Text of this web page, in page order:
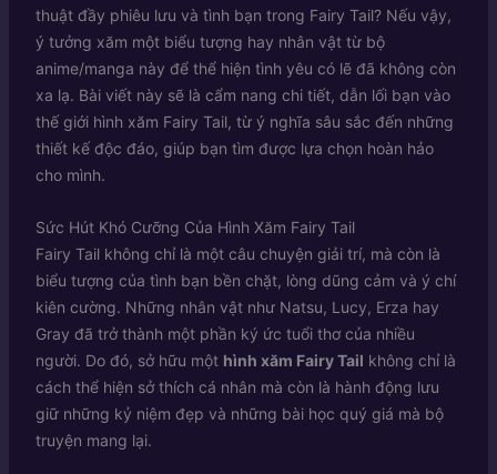
thuật đầy phiêu lưu và tình bạn trong Fairy Tail? Nếu vậy,
ý tưởng xăm một biểu tượng hay nhân vật từ bộ
anime/manga này để thể hiện tình yêu có lẽ đã không còn
xa lạ. Bài viết này sẽ là cẩm nang chi tiết, dẫn lối bạn vào
thế giới hình xăm Fairy Tail, từ ý nghĩa sâu sắc đến những
thiết kế độc đáo, giúp bạn tìm được lựa chọn hoàn hảo
cho mình.
Sức Hút Khó Cưỡng Của Hình Xăm Fairy Tail
Fairy Tail không chỉ là một câu chuyện giải trí, mà còn là
biểu tượng của tình bạn bền chặt, lòng dũng cảm và ý chí
kiên cường. Những nhân vật như Natsu, Lucy, Erza hay
Gray đã trở thành một phần ký ức tuổi thơ của nhiều
người. Do đó, sở hữu một hình xăm Fairy Tail không chỉ là
cách thể hiện sở thích cá nhân mà còn là hành động lưu
giữ những kỷ niệm đẹp và những bài học quý giá mà bộ
truyện mang lại.